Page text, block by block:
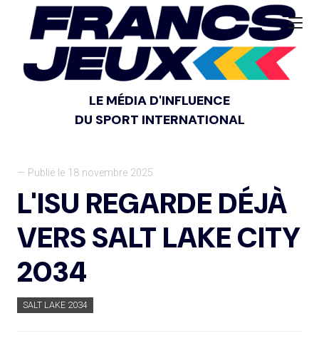
LE MÉDIA D'INFLUENCE
DU SPORT INTERNATIONAL
— Publié le 18 novembre 2025
L'ISU REGARDE DÉJÀ
VERS SALT LAKE CITY
2034
SALT LAKE 2034